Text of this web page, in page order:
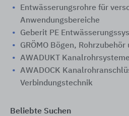
Entwässerungsrohre für
Anwendungsbereiche
Geberit PE
GRÖMO Bögen,
AWADUKT Kanalrohrsysteme
AWADOCK
Verbindungstechnik
Beliebte Suchen